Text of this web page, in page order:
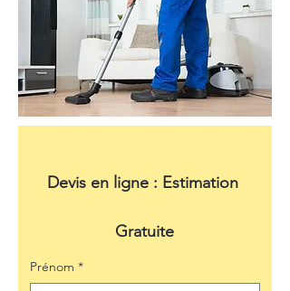
Devis en ligne : Estimation
Gratuite
Prénom *